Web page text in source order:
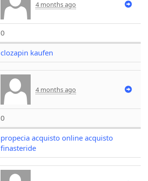
4 months ago
0
clozapin kaufen
4 months ago
0
propecia acquisto online acquisto
finasteride